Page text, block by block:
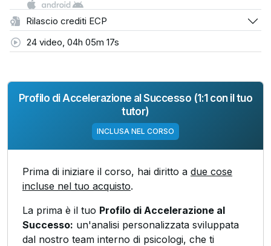
Rilascio crediti ECP
24 video, 04h 05m 17s
Profilo di Accelerazione al Successo (1:1 con il tuo
tutor)
INCLUSA NEL CORSO
Prima di iniziare il corso, hai diritto a due cose
incluse nel tuo acquisto.
La prima è il tuo Profilo di Accelerazione al
Successo: un'analisi personalizzata sviluppata
dal nostro team interno di psicologi, che ti